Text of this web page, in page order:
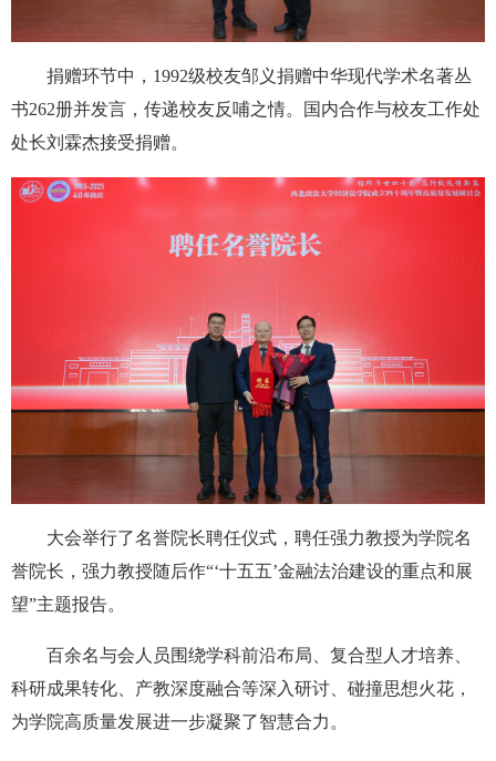
捐赠环节中，1992级校友邹义捐赠中华现代学术名著丛
书262册并发言，传递校友反哺之情。国内合作与校友工作处
处长刘霖杰接受捐赠。
大会举行了名誉院长聘任仪式，聘任强力教授为学院名
誉院长，强力教授随后作“‘十五五’金融法治建设的重点和展
望”主题报告。
百余名与会人员围绕学科前沿布局、复合型人才培养、
科研成果转化、产教深度融合等深入研讨、碰撞思想火花，
为学院高质量发展进一步凝聚了智慧合力。